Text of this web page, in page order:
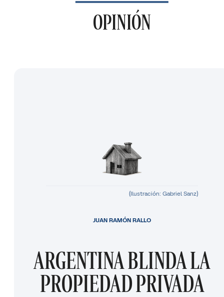
OPINIÓN
(Ilustración: Gabriel Sanz)
ARGENTINA BLINDA LA
PROPIEDAD PRIVADA
JUAN RAMÓN RALLO